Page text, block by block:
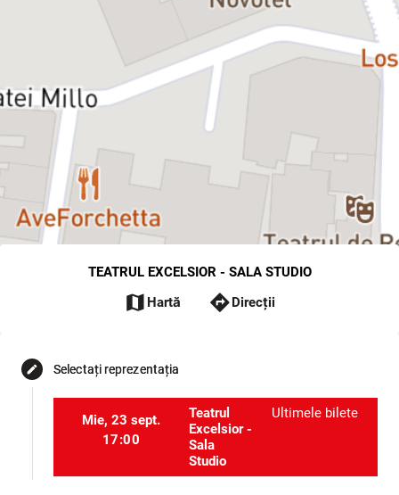
TEATRUL EXCELSIOR - SALA STUDIO
map Hartă directionsDirecții
edit Selectați reprezentația
Mie, 23 sept.
17:00
Teatrul
Excelsior -
Sala
Studio
Ultimele bilete